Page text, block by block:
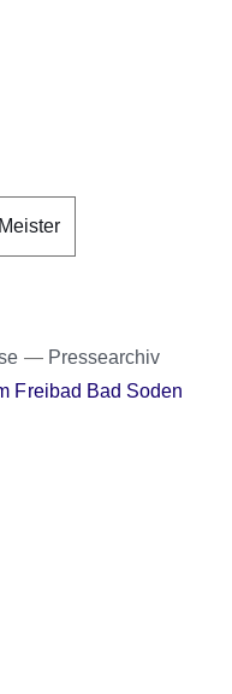
Pressearchiv
Freibad Bad Soden